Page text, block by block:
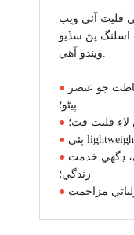
فليٽ آئي ويب
اسلنگ پڻ سڏيو
● جو عنصر
ٻيڻو؛
● لاءِ فليٽ فٽ؛
●
● ڊگهي خدمت
زندگي؛
●